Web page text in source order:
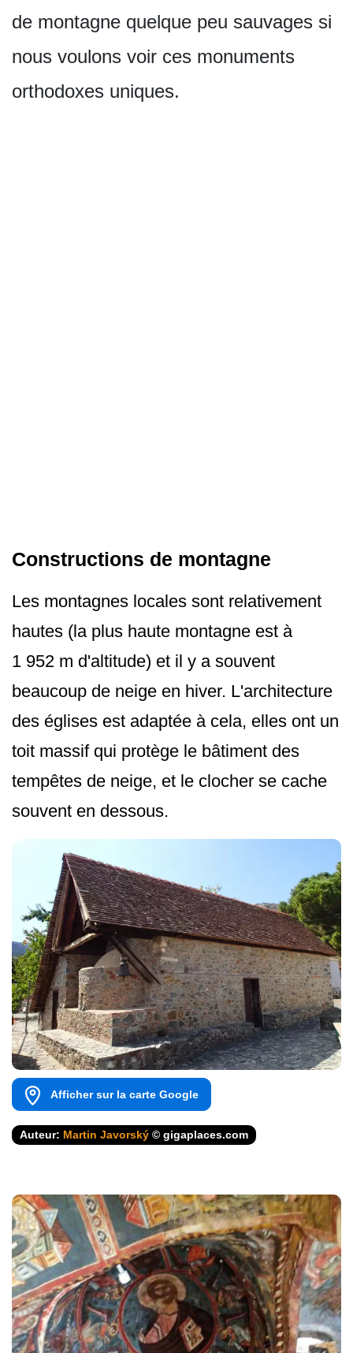
de montagne quelque peu sauvages si
nous voulons voir ces monuments
orthodoxes uniques.
Constructions de montagne
Les montagnes locales sont relativement
hautes (la plus haute montagne est à
1 952 m d'altitude) et il y a souvent
beaucoup de neige en hiver. L'architecture
des églises est adaptée à cela, elles ont un
toit massif qui protège le bâtiment des
tempêtes de neige, et le clocher se cache
souvent en dessous.
Afficher sur la carte Google
Auteur: Martin Javorský © gigaplaces.com